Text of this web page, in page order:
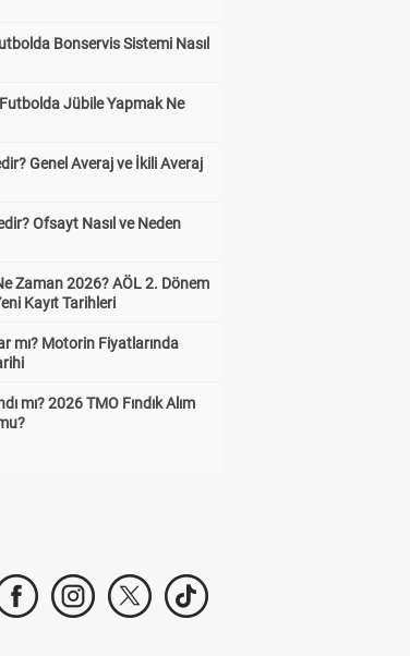
Bonservis Sistemi Nasıl
Jübile Yapmak Ne
Genel Averaj ve İkili Averaj
Ofsayt Nasıl ve Neden
Zaman 2026? AÖL 2. Dönem
Kayıt Tarihleri
mı? Motorin Fiyatlarında
mı? 2026 TMO Fındık Alım